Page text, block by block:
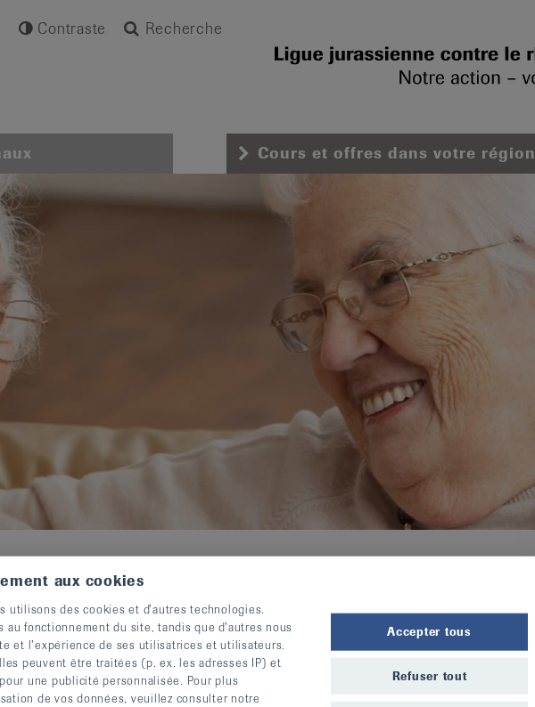
Contraste Recherche
Cours et offres dans votre région
aux cookies
utilisons des cookies et d’autres technologies.
fonctionnement du site, tandis que d’autres nous
et l’expérience de ses utilisatrices et utilisateurs.
peuvent être traitées (p. ex. les adresses IP) et
une publicité personnalisée. Pour plus
de vos données, veuillez consulter notre
Accepter tous
Refuser tout